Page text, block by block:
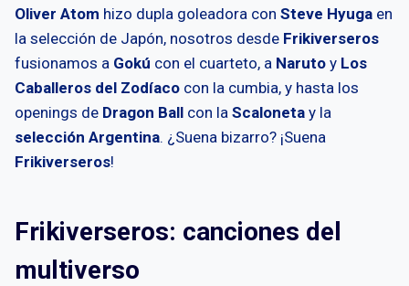
Oliver Atom hizo dupla goleadora con Steve Hyuga en
la selección de Japón, nosotros desde Frikiverseros
fusionamos a Gokú con el cuarteto, a Naruto y Los
Caballeros del Zodíaco con la cumbia, y hasta los
openings de Dragon Ball con la Scaloneta y la
selección Argentina. ¿Suena bizarro? ¡Suena
Frikiverseros!
Frikiverseros: canciones del
multiverso